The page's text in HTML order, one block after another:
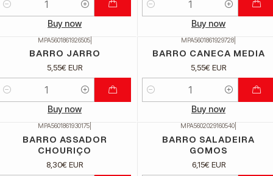
Buy now
Quantidade
Buy now
MPA5601861926505|
BARRO JARRO
5,55€ EUR
Buy now
MPA5601861929728
BARRO CANECA MEDIA
5,55€ EUR
Quantidade
Buy now
MPA5601861930175
BARRO ASSADOR
CHOURIÇO
8,30€ EUR
MPA5602029160540
BARRO SALADEIRA
GOMOS
6,15€ EUR